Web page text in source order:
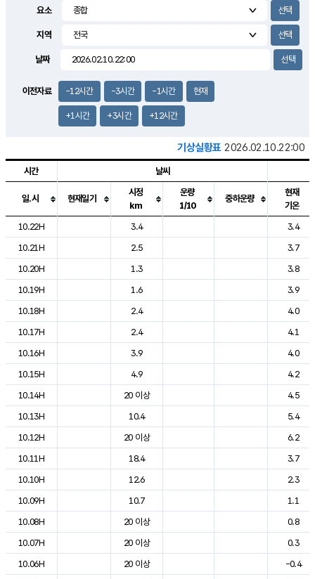
3.0m/s
요소
지역
날짜
이전자료 -12시간 -3시간 -1시간 현재
+1시간 +3시간 +12시간
기상실황표 2026.02.10.22:00
도시별 기상실황표로 지점, 날씨, 기온, 강수, 바람, 기압등을 안내한 표입
시간 날씨
일.시 현재일기
시정
km
운량
1/10
중하운량
현재
기온
10.22H
3.4
3.4
10.21H
2.5
3.7
10.20H
1.3
3.8
10.19H
1.6
3.9
10.18H
2.4
4.0
10.17H
2.4
4.1
10.16H
3.9
4.0
10.15H
4.9
4.2
10.14H
20 이상
4.5
10.13H
10.4
5.4
10.12H
20 이상
6.2
10.11H
18.4
3.7
10.10H
12.6
2.3
10.09H
10.7
1.1
10.08H
20 이상
0.8
10.07H
20 이상
0.3
10.06H
20 이상
-0.4